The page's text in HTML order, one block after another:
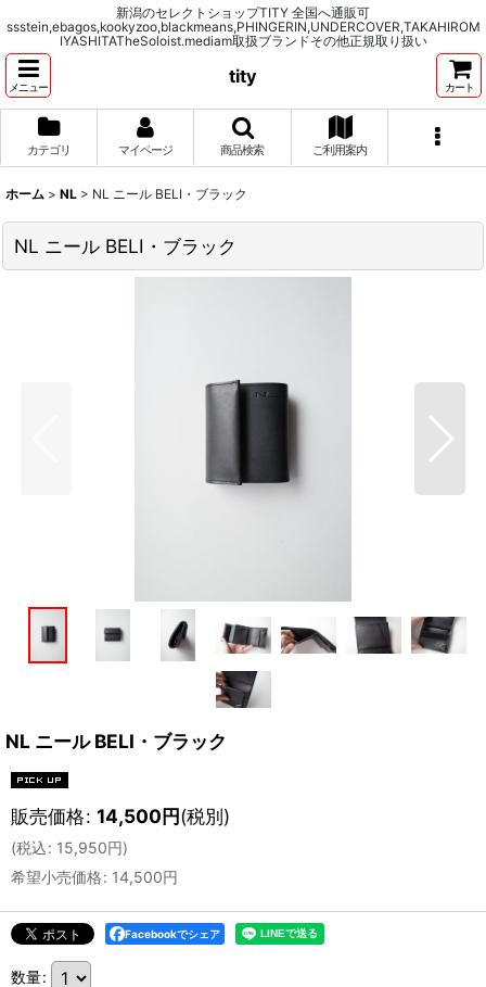
新潟のセレクトショップTITY 全国へ通販可
ssstein,ebagos,kookyzoo,blackmeans,PHINGERIN,UNDERCOVER,TAKAHIROM
IYASHITATheSoloist.mediam取扱ブランドその他正規取り扱い
メニュー
tity
カート
カテゴリ マイページ 商品検索 ご利用案内
ホーム > NL > NL ニール BELI・ブラック
NL ニール BELI・ブラック
NL ニール BELI・ブラック
販売価格: 14,500円(税別)
(税込: 15,950円)
希望小売価格: 14,500円
Facebookでシェア
数量: